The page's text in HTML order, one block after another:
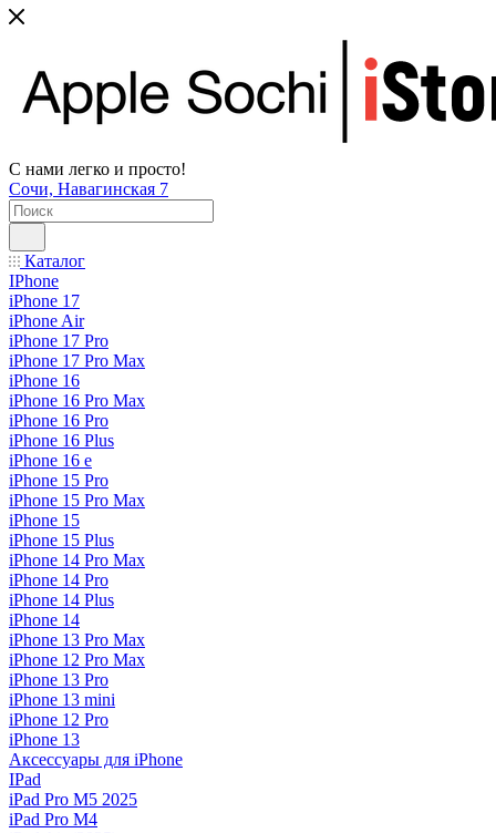
С нами легко и просто!
Сочи, Навагинская 7
Каталог
IPhone
iPhone 17
iPhone Air
iPhone 17 Pro
iPhone 17 Pro Max
iPhone 16
iPhone 16 Pro Max
iPhone 16 Pro
iPhone 16 Plus
iPhone 16 e
iPhone 15 Pro
iPhone 15 Pro Max
iPhone 15
iPhone 15 Plus
iPhone 14 Pro Max
iPhone 14 Pro
iPhone 14 Plus
iPhone 14
iPhone 13 Pro Max
iPhone 12 Pro Max
iPhone 13 Pro
iPhone 13 mini
iPhone 12 Pro
iPhone 13
Аксессуары для iPhone
IPad
iPad Pro M5 2025
iPad Pro M4